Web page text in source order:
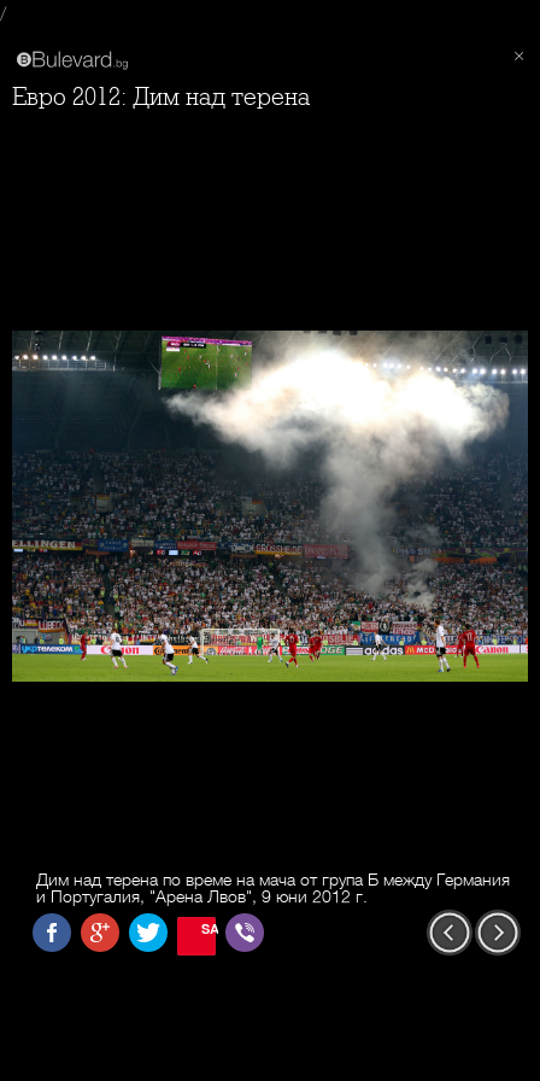
/
Евро 2012: Дим над терена
Дим над терена по време на мача от група Б между Германия
и Португалия, "Арена Лвов", 9 юни 2012 г.
SAVE